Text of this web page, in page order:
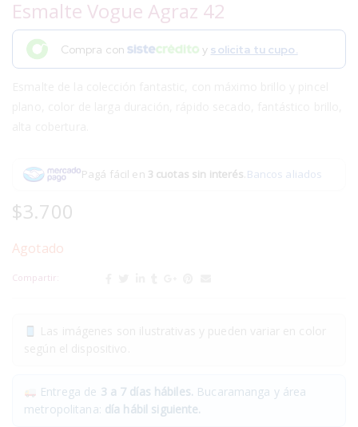
Esmalte Vogue Agraz 42
Compra con y solicita tu cupo.
Pagá fácil en 3 cuotas sin interés.Bancos aliados
$3.700
Agotado
Compartir:
Entrega de 3 a 7 días hábiles. Bucaramanga y área
metropolitana: día hábil siguiente.